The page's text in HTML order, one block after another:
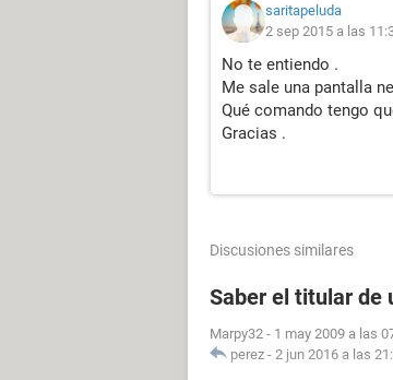
saritapeluda
2 sep 2015 a las
No te entiendo .
Me sale una pantalla
Qué comando tengo
Gracias .
Discusiones similares
Saber el titular de
Marpy32 - 1 may 2009 a las
perez - 2 jun 2016 a las